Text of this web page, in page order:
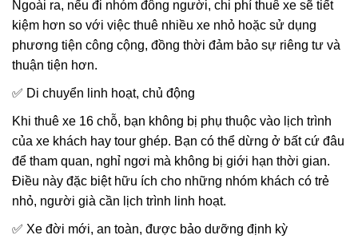
Ngoài ra, nếu đi nhóm đông người, chi phí thuê xe sẽ tiết
kiệm hơn so với việc thuê nhiều xe nhỏ hoặc sử dụng
phương tiện công cộng, đồng thời đảm bảo sự riêng tư và
thuận tiện hơn.
✅ Di chuyển linh hoạt, chủ động
Khi thuê xe 16 chỗ, bạn không bị phụ thuộc vào lịch trình
của xe khách hay tour ghép. Bạn có thể dừng ở bất cứ đâu
để tham quan, nghỉ ngơi mà không bị giới hạn thời gian.
Điều này đặc biệt hữu ích cho những nhóm khách có trẻ
nhỏ, người già cần lịch trình linh hoạt.
✅ Xe đời mới, an toàn, được bảo dưỡng định kỳ